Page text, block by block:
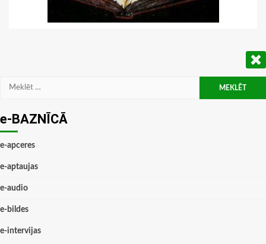
Meklēt:
e-BAZNĪCĀ
e-apceres
e-aptaujas
e-audio
e-bildes
e-intervijas